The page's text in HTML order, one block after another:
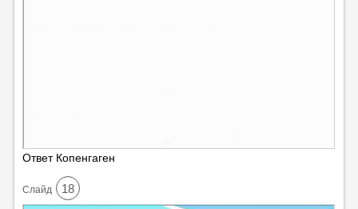
Ответ Копенгаген
Cлайд 18